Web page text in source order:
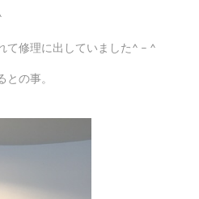
て修理に出していました^ – ^
の事。